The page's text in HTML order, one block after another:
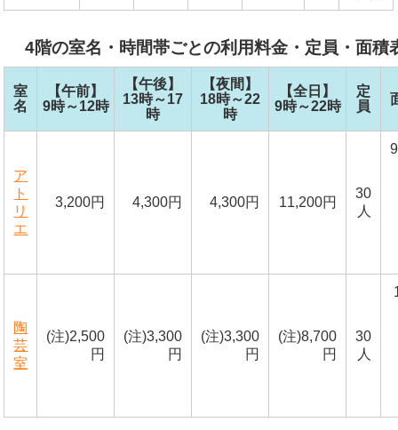
4階の室名・時間帯ごとの利用料金・定員・面積
室
名
【午前】
9時～12時
【午後】
13時～17
時
【夜間】
18時～22
時
【全日】
9時～22時
定
員
ア
ト
リ
エ
3,200円 4,300円 4,300円 11,200円
30
人
陶
芸
室
(注)2,500
円
(注)3,300
円
(注)3,300
円
(注)8,700
円
30
人